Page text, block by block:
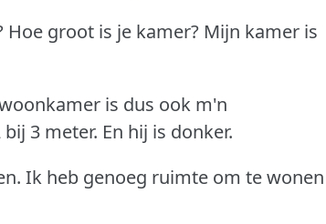
Hoe groot is je kamer? Mijn kamer is
is dus ook m'n
3 meter. En hij is donker.
Ik heb genoeg ruimte om te wonen